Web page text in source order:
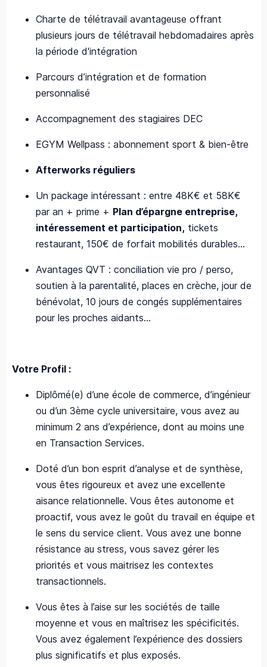
Charte de télétravail avantageuse offrant
plusieurs jours de télétravail hebdomadaires après
la période d'intégration
Parcours d’intégration et de formation
personnalisé
Accompagnement des stagiaires DEC
EGYM Wellpass : abonnement sport & bien-être
Afterworks réguliers
Un package intéressant : entre 48K€ et 58K€
par an + prime + Plan d’épargne entreprise,
intéressement et participation, tickets
restaurant, 150€ de forfait mobilités durables…
Avantages QVT : conciliation vie pro / perso,
soutien à la parentalité, places en crèche, jour de
bénévolat, 10 jours de congés supplémentaires
pour les proches aidants...
Votre Profil :
Diplômé(e) d’une école de commerce, d’ingénieur
ou d’un 3ème cycle universitaire, vous avez au
minimum 2 ans d’expérience, dont au moins une
en Transaction Services.
Doté d’un bon esprit d’analyse et de synthèse,
vous êtes rigoureux et avez une excellente
aisance relationnelle. Vous êtes autonome et
proactif, vous avez le goût du travail en équipe et
le sens du service client. Vous avez une bonne
résistance au stress, vous savez gérer les
priorités et vous maitrisez les contextes
transactionnels.
Vous êtes à l’aise sur les sociétés de taille
moyenne et vous en maîtrisez les spécificités.
Vous avez également l’expérience des dossiers
plus significatifs et plus exposés.